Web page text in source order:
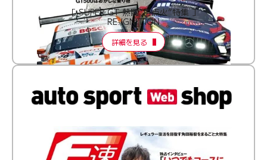
［ SUPER GT 熱闘“再点火”特集 ］
RE:IGNITION
詳細を見る